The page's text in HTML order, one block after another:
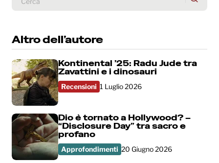
Altro dell’autore
Kontinental ’25: Radu Jude tra
Zavattini e i dinosauri
Recensioni 1 Luglio 2026
Dio è tornato a Hollywood? –
“Disclosure Day” tra sacro e
profano
Approfondimenti 20 Giugno 2026